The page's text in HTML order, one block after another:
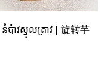
ប៉ាវស្នូលត្រាវ | 旋转芋